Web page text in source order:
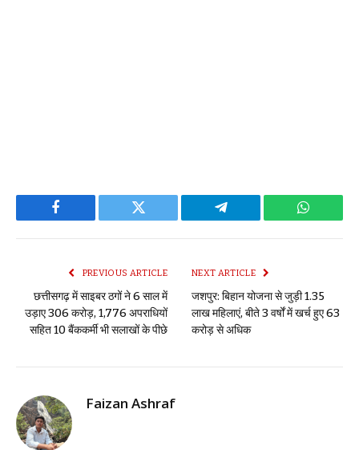
Facebook Twitter Telegram
PREVIOUS ARTICLE
छत्तीसगढ़ में साइबर ठगों ने 6 साल में
उड़ाए 306 करोड़, 1,776 अपराधियों
सहित 10 बैंककर्मी भी सलाखों के पीछे
NEXT ARTICLE
जशपुर: बिहान योजना से जुड़ी 1.35
लाख महिलाएं, बीते 3 वर्षों में खर्च हुए 63
करोड़ से अधिक
Faizan Ashraf